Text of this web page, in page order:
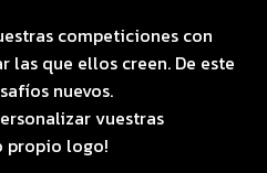
competiciones con
las que ellos creen. De este
nuevos.
vuestras
propio logo!